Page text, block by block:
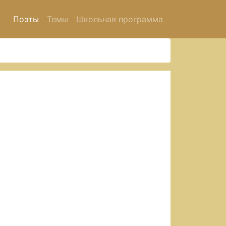
Поэты Темы Школьная программа